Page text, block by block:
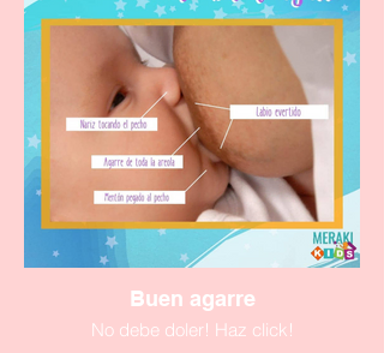
Buen agarre
No debe doler! Haz click!